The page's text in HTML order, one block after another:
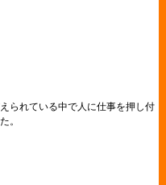
られている中で人に仕事を押し付
。